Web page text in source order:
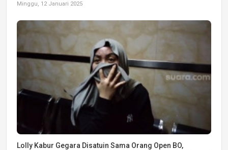
Minggu, 12 Januari 2025
Lolly Kabur Gegara Disatuin Sama Orang Open BO,